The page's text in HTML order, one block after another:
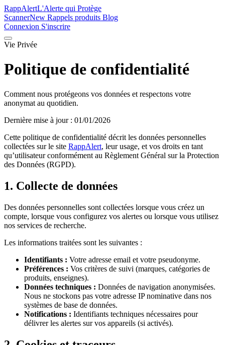
RappAlertL'Alerte qui Protège
ScannerNew Rappels produits Blog
Connexion S'inscrire
Vie Privée
Politique de confidentialité
Comment nous protégeons vos données et respectons votre
anonymat au quotidien.
Dernière mise à jour : 01/01/2026
Cette politique de confidentialité décrit les données personnelles
collectées sur le site RappAlert, leur usage, et vos droits en tant
qu’utilisateur conformément au Règlement Général sur la Protection
des Données (RGPD).
1. Collecte de données
Des données personnelles sont collectées lorsque vous créez un
compte, lorsque vous configurez vos alertes ou lorsque vous utilisez
nos services de recherche.
Les informations traitées sont les suivantes :
Identifiants : Votre adresse email et votre pseudonyme.
Préférences : Vos critères de suivi (marques, catégories de
produits, enseignes).
Données techniques : Données de navigation anonymisées.
Nous ne stockons pas votre adresse IP nominative dans nos
systèmes de base de données.
Notifications : Identifiants techniques nécessaires pour
délivrer les alertes sur vos appareils (si activés).